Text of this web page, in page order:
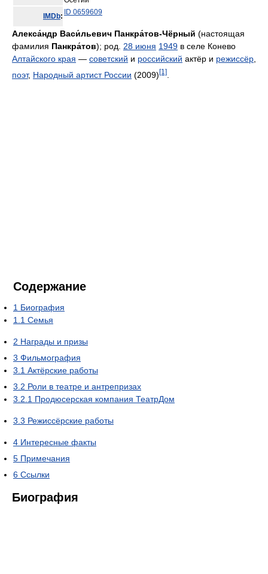
IMDb: ID 0659609
Алекса́ндр Васи́льевич Панкра́тов-Чёрный (настоящая
фамилия Панкра́тов); род. 28 июня 1949 в селе Конево
Алтайского края — советский и российский актёр и режиссёр
поэт, Народный артист России (2009)[1]
Содержание
1 Биография
1.1 Семья
2 Награды и призы
3 Фильмография
3.1 Актёрские работы
3.2 Роли в театре и антрепризах
3.2.1 Продюсерская компания ТеатрДом
3.3 Режиссёрские работы
4 Интересные факты
5 Примечания
6 Ссылки
Биография